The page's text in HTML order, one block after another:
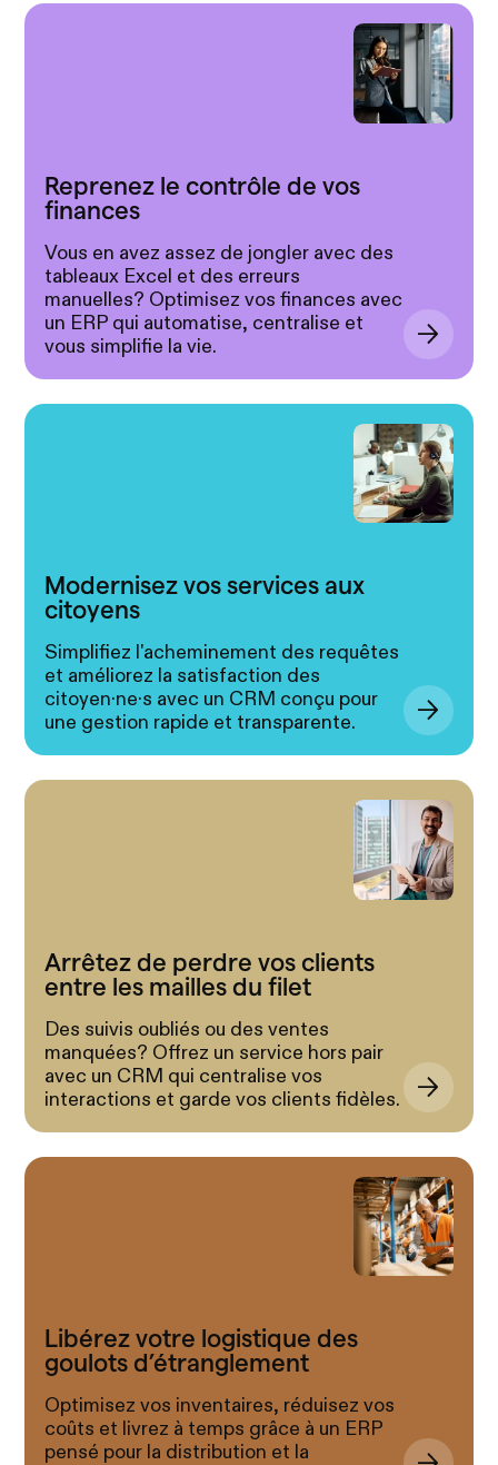
Reprenez le contrôle de vos
finances
Vous en avez assez de jongler avec des
tableaux Excel et des erreurs
manuelles? Optimisez vos finances avec
un ERP qui automatise, centralise et
vous simplifie la vie.
Modernisez vos services aux
citoyens
Simplifiez l'acheminement des requêtes
et améliorez la satisfaction des
citoyen·ne·s avec un CRM conçu pour
une gestion rapide et transparente.
Arrêtez de perdre vos clients
entre les mailles du filet
Des suivis oubliés ou des ventes
manquées? Offrez un service hors pair
avec un CRM qui centralise vos
interactions et garde vos clients fidèles.
Libérez votre logistique des
goulots d’étranglement
Optimisez vos inventaires, réduisez vos
coûts et livrez à temps grâce à un ERP
pensé pour la distribution et la